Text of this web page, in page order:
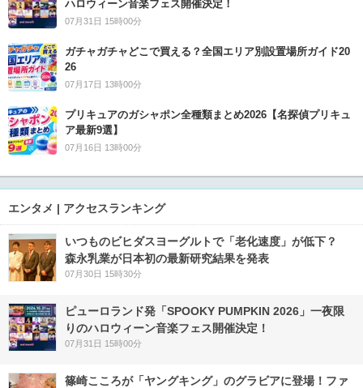
ハロウィーン音楽フェス開催決定！
07月31日 15時00分
ガチャガチャどこで買える？全国エリア別設置場所ガイド20
26
07月17日 13時00分
プリキュアのガシャポン全種類まとめ2026【名探偵プリキュ
ア最新9選】
07月16日 13時00分
エンタメ | アクセスランキング
いつものビヒダスヨーグルトで「老化速度」が低下？
森永乳業が日本初の最新研究結果を発表
07月30日 15時30分
ピューロランド発「SPOOKY PUMPKIN 2026」一夜限
りのハロウィーン音楽フェス開催決定！
07月31日 15時00分
篠崎こころが「ヤングキング」のグラビアに登場！ファ